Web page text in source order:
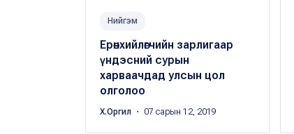
Нийгэм
Ерөнхийлөгчийн зарлигаар
үндэсний сурын
харваачдад улсын цол
олголоо
Х.Оргил ・ 07 сарын 12, 2019